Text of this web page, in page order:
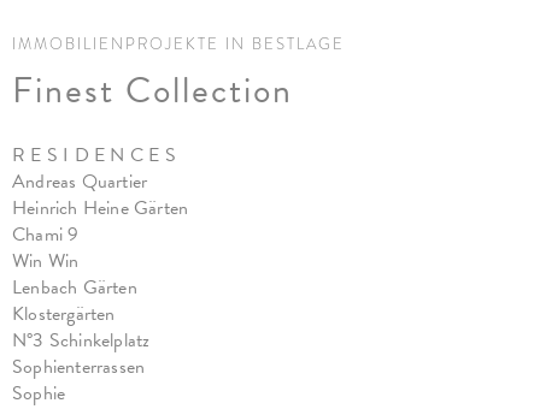
IMMOBILIENPROJEKTE IN BESTLAGE
Finest Collection
R E S I D E N C E S
Andreas Quartier
Heinrich Heine Gärten
Chami 9
Win Win
Lenbach Gärten
Klostergärten
N°3 Schinkelplatz
Sophienterrassen
Sophie